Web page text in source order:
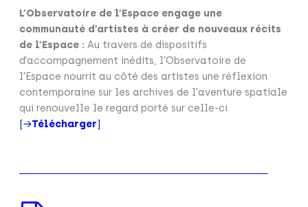
L’Observatoire de l’Espace engage une
communauté d’artistes à créer de nouveaux récits
de l’Espace : Au travers de dispositifs
d’accompagnement inédits, l'Observatoire de
l'Espace nourrit au côté des artistes une réflexion
contemporaine sur les archives de l'aventure spatiale
qui renouvelle le regard porté sur celle-ci.
[→Télécharger]